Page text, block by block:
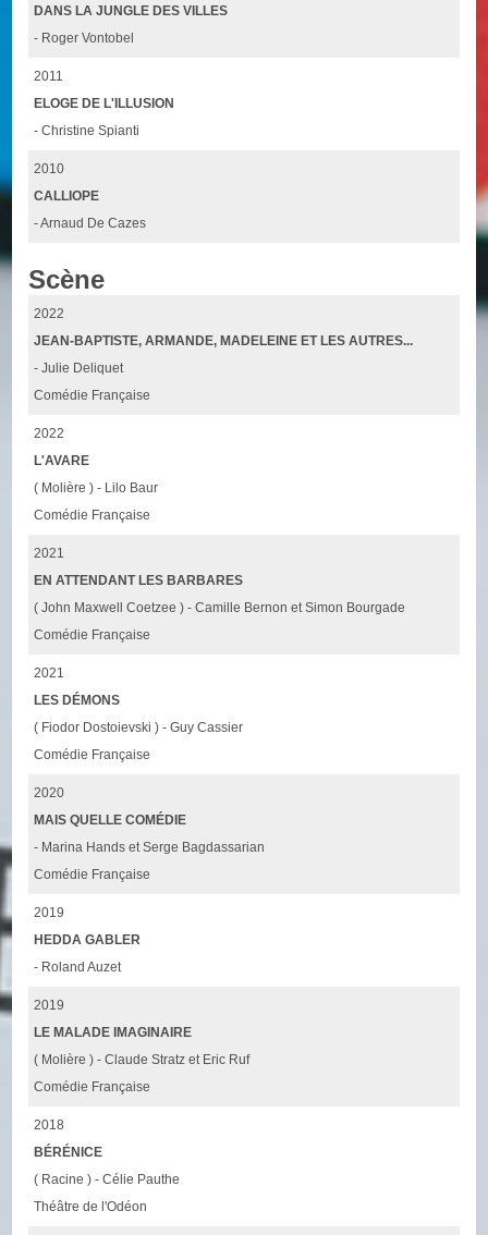
DANS LA JUNGLE DES VILLES
- Roger Vontobel
2011
ELOGE DE L'ILLUSION
- Christine Spianti
2010
CALLIOPE
- Arnaud De Cazes
Scène
2022
JEAN-BAPTISTE, ARMANDE, MADELEINE ET LES AUTRES...
- Julie Deliquet
Comédie Française
2022
L'AVARE
( Molière ) - Lilo Baur
Comédie Française
2021
EN ATTENDANT LES BARBARES
( John Maxwell Coetzee ) - Camille Bernon et Simon Bourgade
Comédie Française
2021
LES DÉMONS
( Fiodor Dostoievski ) - Guy Cassier
Comédie Française
2020
MAIS QUELLE COMÉDIE
- Marina Hands et Serge Bagdassarian
Comédie Française
2019
HEDDA GABLER
- Roland Auzet
2019
LE MALADE IMAGINAIRE
( Molière ) - Claude Stratz et Eric Ruf
Comédie Française
2018
BÉRÉNICE
( Racine ) - Célie Pauthe
Théâtre de l'Odéon